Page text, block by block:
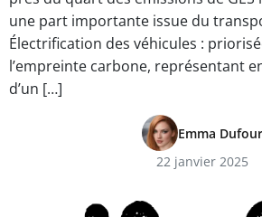
une part importante issue du
Électrification des véhicules :
l’empreinte carbone, représentant
d’un […]
Emma Dufour
22 janvier 2025